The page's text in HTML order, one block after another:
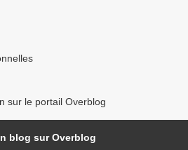
sur le portail Overblog
blog sur Overblog